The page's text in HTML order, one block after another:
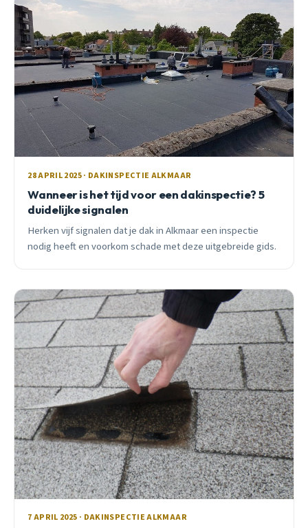
28 APRIL 2025 · DAKINSPECTIE ALKMAAR
Wanneer is het tijd voor een dakinspectie? 5
duidelijke signalen
Herken vijf signalen dat je dak in Alkmaar een inspectie
nodig heeft en voorkom schade met deze uitgebreide gids.
7 APRIL 2025 · DAKINSPECTIE ALKMAAR